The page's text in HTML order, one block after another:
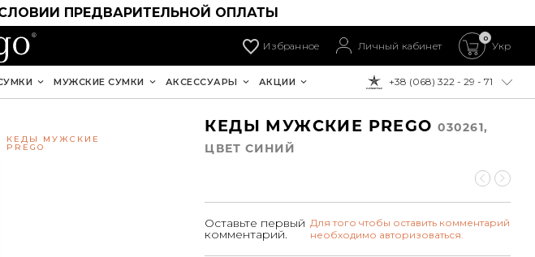
ПРЕДВАРИТЕЛЬНОЙ ОПЛАТЫ
Избранное Личный кабинет
0
Укр
К ОПЛАТЕ:
+38 (068) 322 - 29 - 71
МУЖСКИЕ СУМКИ АКСЕССУАРЫ АКЦИИ
КЕДЫ МУЖСКИЕ
PREGO
КЕДЫ МУЖСКИЕ PREGO030261,
ЦВЕТ СИНИЙ
Оставьте первый
комментарий.
Для того чтобы оставить комментарий
необходимо авторизоваться.